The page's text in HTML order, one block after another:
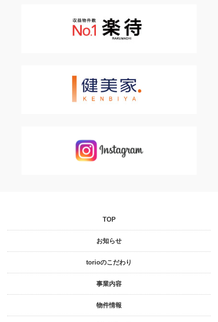
TOP
お知らせ
torioのこだわり
事業内容
物件情報